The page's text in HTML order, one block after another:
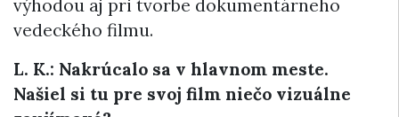
výhodou aj pri tvorbe dokumentárneho
vedeckého filmu.
L. K.: Nakrúcalo sa v hlavnom meste.
Našiel si tu pre svoj film niečo vizuálne